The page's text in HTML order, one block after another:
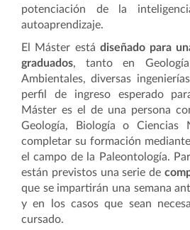
potenciación de la
autoaprendizaje.
El Máster está diseñado para
graduados, tanto en
Ambientales, diversas
perfil de ingreso esperado
Máster es el de una persona
Geología, Biología o Ciencias
completar su formación
el campo de la Paleontología.
están previstos una serie de
que se impartirán una semana
y en los casos que sean
cursado.